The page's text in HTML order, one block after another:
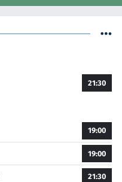
21:30
19:00
19:00
21:30